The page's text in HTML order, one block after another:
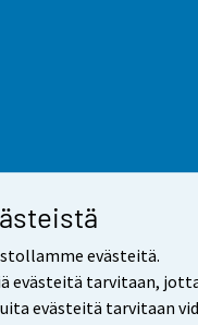
evästeitä.
evästeitä tarvitaan,
evästeitä tarvitaan